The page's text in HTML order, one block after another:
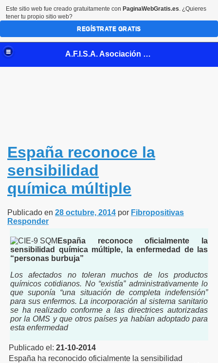
A.F.I.S.A. Asociación Fibromialgia de la Safor
España reconoce la
sensibilidad
química múltiple
Publicado en 28 octubre, 2014 por Fibropositivas
Responder
España reconoce oficialmente la
sensibilidad química múltiple, la enfermedad de las
“personas burbuja”
Los afectados no toleran muchos de los productos
químicos cotidianos. No “existía” administrativamente lo
que suponía “una situación de completa indefensión”
para sus enfermos. La incorporación al sistema sanitario
se ha realizado conforme a las directrices autorizadas
por la OMS y que otros países ya habían adoptado para
esta enfermedad
Publicado el: 21-10-2014
España ha reconocido oficialmente la sensibilidad
(video)
temporomandibular
Fibromialgia
Fibromialgia
temporomandibular
las FRUTAS
Este sitio web fue creado gratuitamente con PaginaWebGratis.es. ¿Quieres
tener tu propio sitio web?
REGÍSTRATE GRATIS